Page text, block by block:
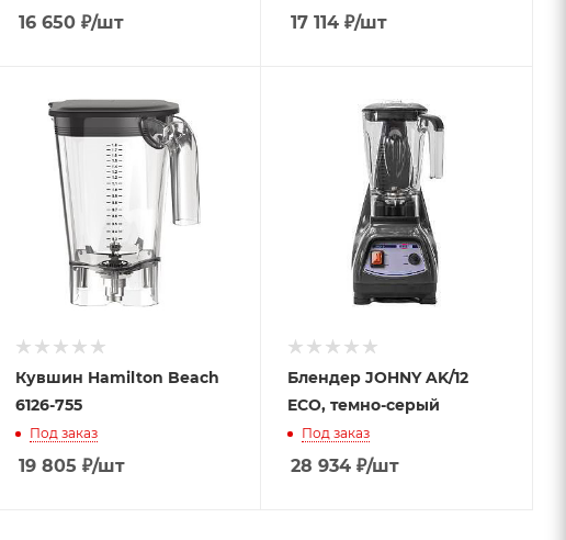
16 650₽/шт 17 114₽/шт
Кувшин Hamilton Beach
6126-755
Под заказ
19 805 ₽/шт
Блендер JOHNY AK/12
ECO, темно-серый
Под заказ
28 934₽/шт